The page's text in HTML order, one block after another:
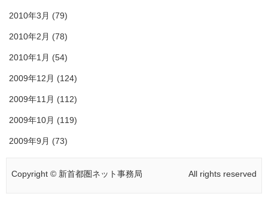
2010年3月 (79)
2010年2月 (78)
2010年1月 (54)
2009年12月 (124)
2009年11月 (112)
2009年10月 (119)
2009年9月 (73)
Copyright © 新首都圏ネット事務局 All rights reserved